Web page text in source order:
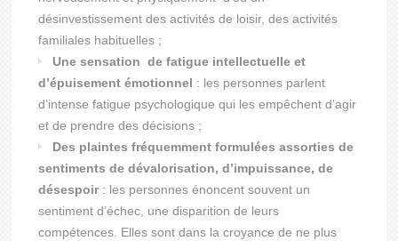
désinvestissement des activités de loisir, des activités
familiales habituelles ;
Une sensation de fatigue intellectuelle et
d’épuisement émotionnel : les personnes parlent
d’intense fatigue psychologique qui les empêchent d’agir
et de prendre des décisions ;
Des plaintes fréquemment formulées assorties de
sentiments de dévalorisation, d’impuissance, de
désespoir: les personnes énoncent souvent un
sentiment d’échec, une disparition de leurs
compétences. Elles sont dans la croyance de ne plus